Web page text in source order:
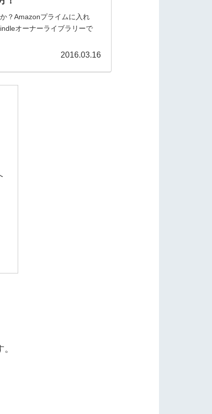
？Amazonプライムに入れ
オーナーライブラリーで
2016.03.16